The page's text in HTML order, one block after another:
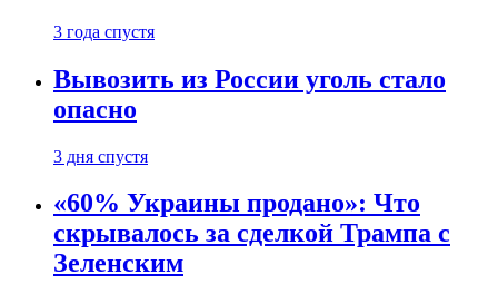
3 года спустя
Вывозить из России уголь стало
опасно
3 дня спустя
«60% Украины продано»: Что
скрывалось за сделкой Трампа с
Зеленским